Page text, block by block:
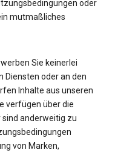
oder
mutmaßliches
Sie keinerlei
Diensten oder an den
Inhalte aus unseren
verfügen über die
sind anderweitig zu
von Marken,